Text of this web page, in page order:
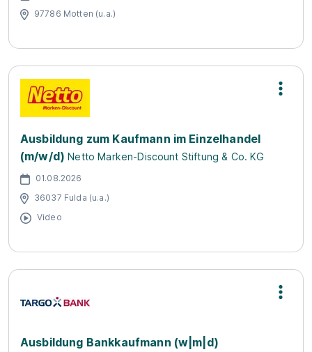
97786 Motten (u.a.)
Ausbildung zum Kaufmann im Einzelhandel
(m/w/d) Netto Marken-Discount Stiftung & Co. KG
01.08.2026
36037 Fulda (u.a.)
Video
Ausbildung Bankkaufmann (w|m|d)